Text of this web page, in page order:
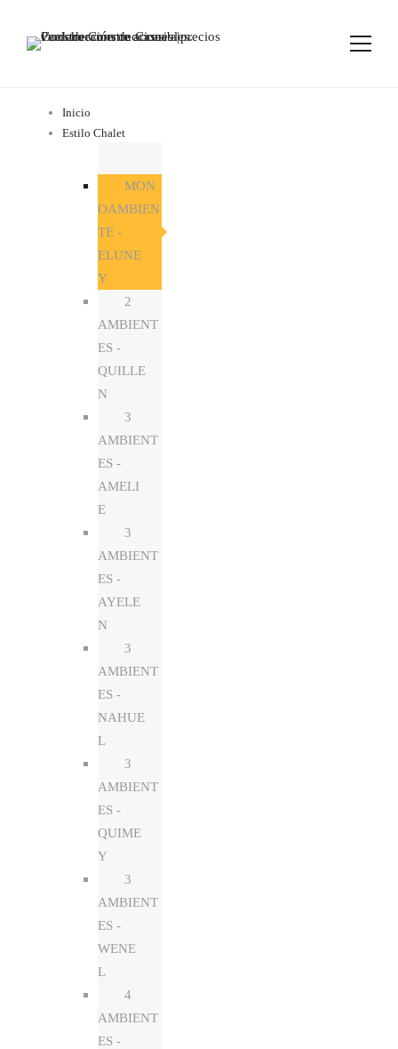
Inicio
Estilo Chalet
MON
OAMBIEN
TE -
ELUNE
Y
2
AMBIENT
ES -
QUILLE
N
3
AMBIENT
ES -
AMELI
E
3
AMBIENT
ES -
AYELE
N
3
AMBIENT
ES -
NAHUE
L
3
AMBIENT
ES -
QUIME
Y
3
AMBIENT
ES -
WENE
L
4
AMBIENT
ES -